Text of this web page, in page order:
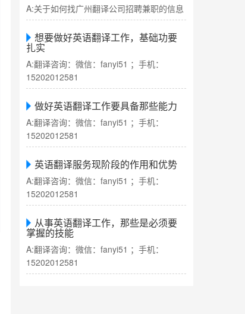
A:关于如何找广州翻译公司招聘兼职的信息
想要做好英语翻译工作，基础功要
扎实
A:翻译咨询：微信：fanyi51 ；手机：
15202012581
做好英语翻译工作要具备那些能力
A:翻译咨询：微信：fanyi51 ；手机：
15202012581
英语翻译服务现阶段的作用和优势
A:翻译咨询：微信：fanyi51 ；手机：
15202012581
从事英语翻译工作，那些是必须要
掌握的技能
A:翻译咨询：微信：fanyi51 ；手机：
15202012581